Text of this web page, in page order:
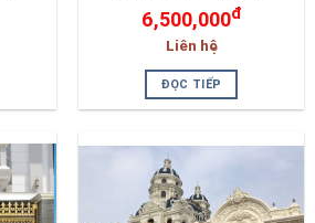
6,500,000đ
Liên hệ
ĐỌC TIẾP